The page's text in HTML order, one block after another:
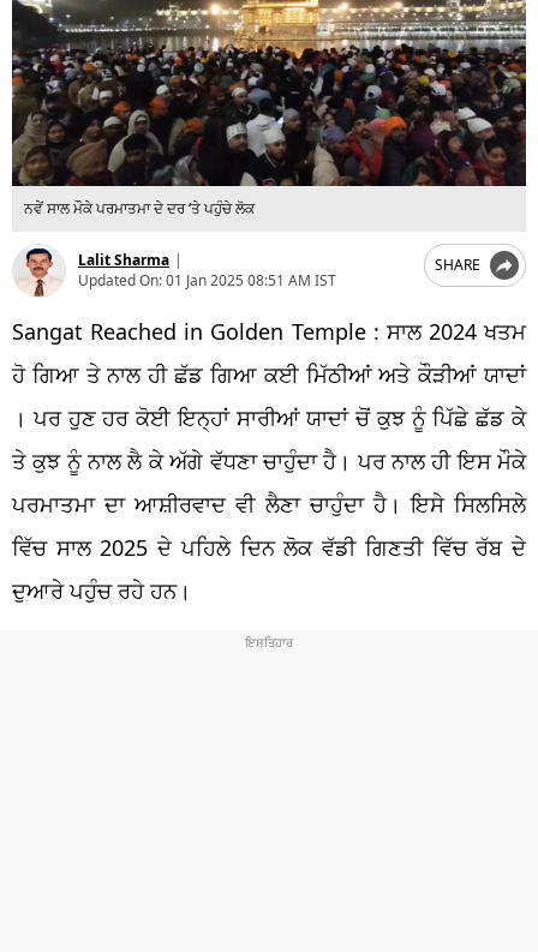
ਨਵੇਂ ਸਾਲ ਮੌਕੇ ਪਰਮਾਤਮਾ ਦੇ ਦਰ ‘ਤੇ ਪਹੁੰਚੇ ਲੋਕ
Lalit Sharma |
Updated On:01 Jan 2025 08:51 AM IST
SHARE
Sangat Reached in Golden Temple : ਸਾਲ 2024 ਖਤਮ
ਹੋ ਗਿਆ ਤੇ ਨਾਲ ਹੀ ਛੱਡ ਗਿਆ ਕਈ ਮਿੱਠੀਆਂ ਅਤੇ ਕੌੜੀਆਂ ਯਾਦਾਂ
। ਪਰ ਹੁਣ ਹਰ ਕੋਈ ਇਨ੍ਹਾਂ ਸਾਰੀਆਂ ਯਾਦਾਂ ਚੋਂ ਕੁਝ ਨੂੰ ਪਿੱਛੇ ਛੱਡ ਕੇ
ਤੇ ਕੁਝ ਨੂੰ ਨਾਲ ਲੈ ਕੇ ਅੱਗੇ ਵੱਧਣਾ ਚਾਹੁੰਦਾ ਹੈ। ਪਰ ਨਾਲ ਹੀ ਇਸ ਮੌਕੇ
ਪਰਮਾਤਮਾ ਦਾ ਆਸ਼ੀਰਵਾਦ ਵੀ ਲੈਣਾ ਚਾਹੁੰਦਾ ਹੈ। ਇਸੇ ਸਿਲਸਿਲੇ
ਵਿੱਚ ਸਾਲ 2025 ਦੇ ਪਹਿਲੇ ਦਿਨ ਲੋਕ ਵੱਡੀ ਗਿਣਤੀ ਵਿੱਚ ਰੱਬ ਦੇ
ਦੁਆਰੇ ਪਹੁੰਚ ਰਹੇ ਹਨ।